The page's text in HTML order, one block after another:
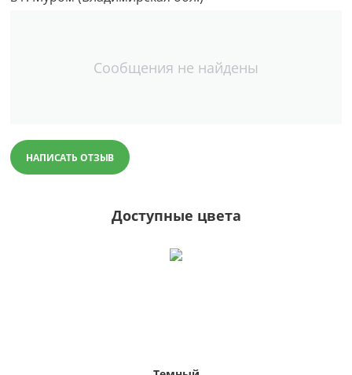
Сообщения не найдены
НАПИСАТЬ ОТЗЫВ
Доступные цвета